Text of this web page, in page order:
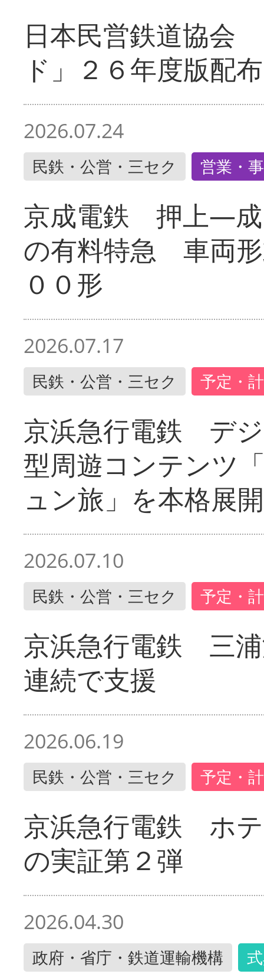
日本民営鉄道協会
ド」２６年度版配布
2026.07.24
民鉄・公営・三セク 営業・
京成電鉄 押上―成
の有料特急 車両
００形
2026.07.17
民鉄・公営・三セク 予定・
京浜急行電鉄 デ
型周遊コンテンツ
ュン旅」を本格展開
2026.07.10
民鉄・公営・三セク 予定・
京浜急行電鉄 三
連続で支援
2026.06.19
民鉄・公営・三セク 予定・
京浜急行電鉄 ホ
の実証第２弾
2026.04.30
政府・省庁・鉄道運輸機構